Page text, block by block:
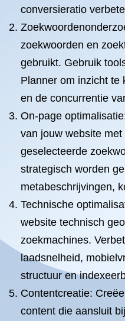
conversieratio
zoekwoorden en
gebruikt. Gebruik
Planner om inzicht te
en de concurrentie
On-page
van jouw website
geselecteerde
strategisch worden
metabeschrijvingen,
Technische
website technisch
zoekmachines.
laadsnelheid,
structuur en
Contentcreatie:
content die aansluit